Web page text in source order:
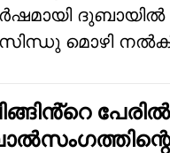
സിന്ധു മൊഴി